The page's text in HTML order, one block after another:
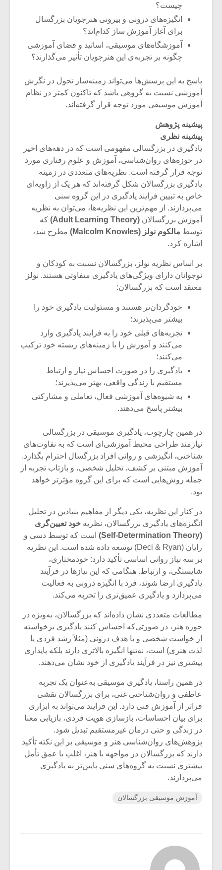
چیست؟
انگیزه‌های درونی و بیرونی هنرجویان بزرگسال
برای آغاز آموزش ساز کدام‌اند؟
آموزشگاه‌های موسیقی، اساتید و فضای آموزشی
چگونه بر تجربه‌ی این هنرجویان تأثیر می‌گذارند؟
پاسخ به این پرسش‌ها می‌تواند زمینه‌ساز تحول در نگرش
آموزشی نسبت به گروهی باشد که تاکنون کمتر در نظام
آموزش موسیقی مورد توجه قرار گرفته‌اند.
پیشینه پژوهش
پیشینه نظری
یادگیری در بزرگسالی مفهومی است که در دهه‌های اخیر
در حوزه‌های روان‌شناسی، آموزش و علوم رفتاری مورد
توجه قرار گرفته است. نظریه‌های متعددی در زمینه
یادگیری بزرگسالان شکل گرفته‌اند که هر یک از زاویه‌ای
خاص به تبیین فرایند یادگیری در این گروه سنی
می‌پردازند. از مهم‌ترین این نظریه‌ها، می‌توان به نظریه
آموزش بزرگسالان (Adult Learning Theory)
که
توسط مالکوم نولز (Malcolm Knowles)
مطرح شد،
اشاره کرد.
بر اساس نظریه نولز، بزرگسالان نسبت به کودکان و
نوجوانان دارای ویژگی‌های یادگیری متفاوتی هستند. نولز
معتقد است که بزرگسالان:
خودگردان‌تر هستند و مسئولیت یادگیری خود را
بیشتر می‌پذیرند؛
تجربه‌های قبلی خود را به فرایند یادگیری وارد
می‌کنند و آموزش را با زمینه‌های زیسته خود ترکیب
می‌کنند؛
یادگیری را در صورت احساس نیاز و ارتباط
مستقیم با زندگی واقعی، بهتر می‌پذیرند؛
به شیوه‌های آموزشی فعال، تعاملی و مشارکتی
بیشتر پاسخ می‌دهند.
در همین چارچوب، یادگیری موسیقی در بزرگسالی
نیازمند طراحی محیط آموزشی‌ای است که به تفاوت‌های
شناختی، انگیزشی و روانی افراد بزرگسال احترام بگذارد.
آموزش مبتنی بر کشف، تحلیل شخصی، و بازتاب تجربه از
جمله روش‌هایی است که برای این گروه مؤثرتر خواهد
بود.
در کنار این نظریه، یکی دیگر از مفاهیم بنیادین در تحلیل
انگیزه‌های یادگیری بزرگسالان، نظریه خود تعیین‌گری
(Self-Determination Theory)
است که توسط دسی و
رایان (Deci & Ryan) توسعه داده شده است. این نظریه
بر سه نیاز روانی اساسی تأکید دارد: خودمختاری،
شایستگی، و ارتباط. هنگامی که این نیازها در فرآیند
یادگیری ارضا شوند، فرد با انگیزه درونی به فعالیت
می‌پردازد و یادگیری عمیق‌تری را تجربه می‌کند.
مطالعات متعددی نشان داده‌اند که بزرگسالان، به‌ویژه در
حوزه هنر، در صورتی‌که احساس کنند یادگیری برخواسته
از خواست شخصی و با هدف درونی (مثلاً رشد فردی یا
لذت هنری) است، نه‌تنها انگیزه بالاتری دارند بلکه پایداری
بیشتری نیز در فرآیند یادگیری از خود نشان می‌دهند.
در همین راستا، یادگیری موسیقی به‌عنوان یک تجربه
عاطفی و روان‌شناختی غنی، برای بزرگسالان نقشی
فراتر از آموزش فنی دارد. این فرایند می‌تواند به ابزاری
برای بیان احساسات، بازسازی هویت فردی، بازیابی معنا
در زندگی و حتی درمان غیرمستقیم تبدیل شود.
پژوهش‌های روان‌شناسی هنر و موسیقی بر این نکته تأکید
دارند که بزرگسالان در مواجهه با هنر، اغلب با عمق تأمل
بیشتری نسبت به گروه‌های سنی پایین‌تر به یادگیری
می‌پردازند.
آموزش موسیقی بزرگسالان
یادداشتی بر موسیقی
متن فیلم «متری
شیش و نیم»
اگر نمی توانی
دوره